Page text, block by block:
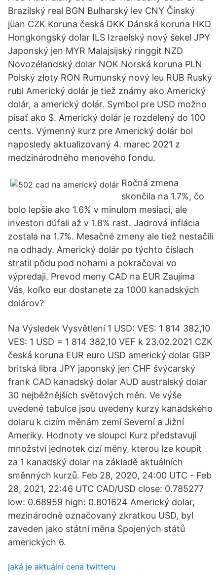
Brazilský real BGN Bulharský lev CNY Čínský
jüan CZK Koruna česká DKK Dánská koruna HKD
Hongkongský dolar ILS Izraelský nový šekel JPY
Japonský jen MYR Malajsijský ringgit NZD
Novozélandský dolar NOK Norská koruna PLN
Polský złoty RON Rumunský nový leu RUB Ruský
rubl Americký dolár je tiež známy ako Americký
dolár, a americký dolár. Symbol pre USD možno
písať ako $. Americký dolár je rozdelený do 100
cents. Výmenný kurz pre Americký dolár bol
naposledy aktualizovaný 4. marec 2021 z
medzinárodného menového fondu.
Ročná zmena
skončila na 1.7%, čo
bolo lepšie ako 1.6% v minulom mesiaci, ale
investori dúfali až v 1.8% rast. Jadrová inflácia
zostala na 1.7%. Mesačné zmeny ale tiež nestačili
na odhady. Americký dolár po týchto číslach
stratil pôdu pod nohami a pokračoval vo
výpredaji. Prevod meny CAD na EUR Zaujíma
Vás, koľko eur dostanete za 1000 kanadských
dolárov?
Na Výsledek Vysvětlení 1 USD: VES: 1 814 382,10
VES: 1 USD = 1 814 382,10 VEF k 23.02.2021 CZK
česká koruna EUR euro USD americký dolar GBP
britská libra JPY japonský jen CHF švýcarský
frank CAD kanadský dolar AUD australský dolar
30 nejběžnějších světových měn. Ve výše
uvedené tabulce jsou uvedeny kurzy kanadského
dolaru k cizím měnám zemí Severní a Jižní
Ameriky. Hodnoty ve sloupci Kurz představují
množství jednotek cizí měny, kterou lze koupit
za 1 kanadský dolar na základě aktuálních
směnných kurzů. Feb 28, 2020, 24:00 UTC - Feb
28, 2021, 22:46 UTC CAD/USD close: 0.785277
low: 0.68959 high: 0.801624 Americký dolar,
mezinárodně označovaný zkratkou USD, byl
zaveden jako státní měna Spojených států
amerických 6.
jaká je aktuální cena twitteru